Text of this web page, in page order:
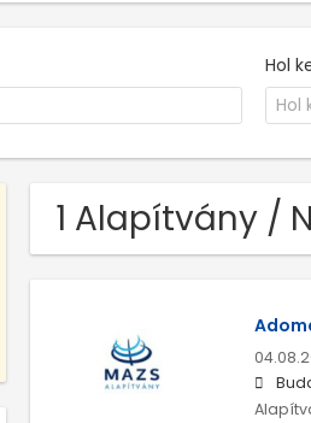
Hol
1 Alapítvány /